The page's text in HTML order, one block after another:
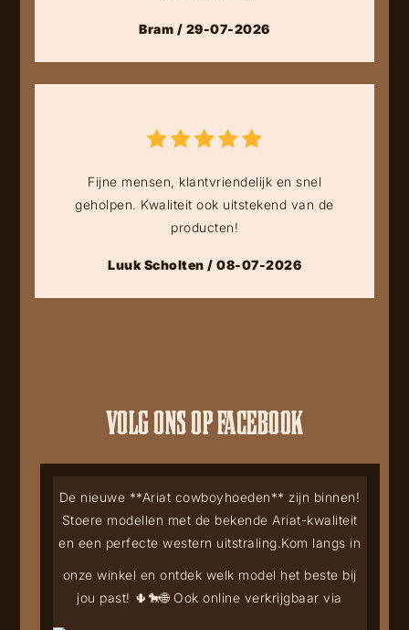
Bram / 29-07-2026
Fijne mensen, klantvriendelijk en snel
geholpen. Kwaliteit ook uitstekend van de
producten!
Luuk Scholten / 08-07-2026
VOLG ONS OP FACEBOOK
De nieuwe **Ariat cowboyhoeden** zijn binnen!
Stoere modellen met de bekende Ariat-kwaliteit
en een perfecte western uitstraling.Kom langs in
onze winkel en ontdek welk model het beste bij
jou past! 🌵🐎🌐 Ook online verkrijgbaar via